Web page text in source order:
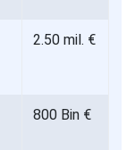
2.50 mil. €
800 Bin €